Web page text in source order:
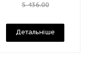
5 436.00
Детальніше